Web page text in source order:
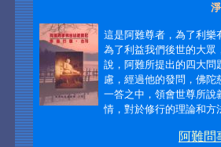
這是阿難尊者，為了利樂
為了利益我們後世的大眾
說，阿難所提出的四大問
慮，經過他的發問，佛
一答之中，領會世尊所說
情，對於修行的理論和方
阿難問